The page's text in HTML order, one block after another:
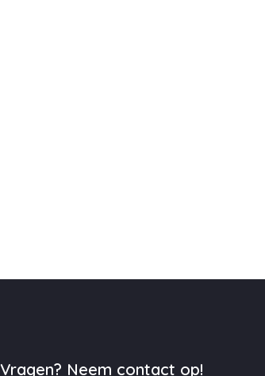
Vragen? Neem contact op!